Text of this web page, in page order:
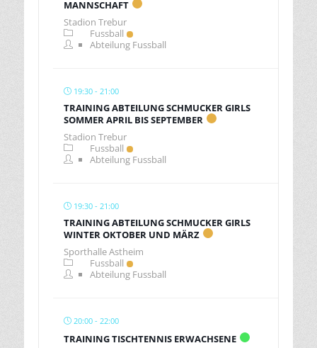
MANNSCHAFT
Stadion Trebur
Fussball
Abteilung Fussball
19:30 - 21:00
TRAINING ABTEILUNG SCHMUCKER GIRLS
SOMMER APRIL BIS SEPTEMBER
Stadion Trebur
Fussball
Abteilung Fussball
19:30 - 21:00
TRAINING ABTEILUNG SCHMUCKER GIRLS
WINTER OKTOBER UND MÄRZ
Sporthalle Astheim
Fussball
Abteilung Fussball
20:00 - 22:00
TRAINING TISCHTENNIS ERWACHSENE